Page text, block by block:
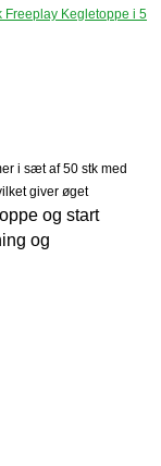
Freeplay Kegletoppe i 5
i sæt af 50 stk med
giver øget
og start
og